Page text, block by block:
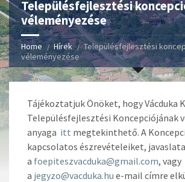
Településfejlesztési
véleményezése
Home Hírek
Településfejlesztési
véleményezése
Tájékoztatjuk Önöket, hogy Vácduka
Településfejlesztési Koncepciójának
anyaga itt megtekinthető. A
kapcsolatos észrevételeiket,
a foepiteszvacduka@gmail.com, vagy
a jegyzo@vacduka.hu e-mail címre